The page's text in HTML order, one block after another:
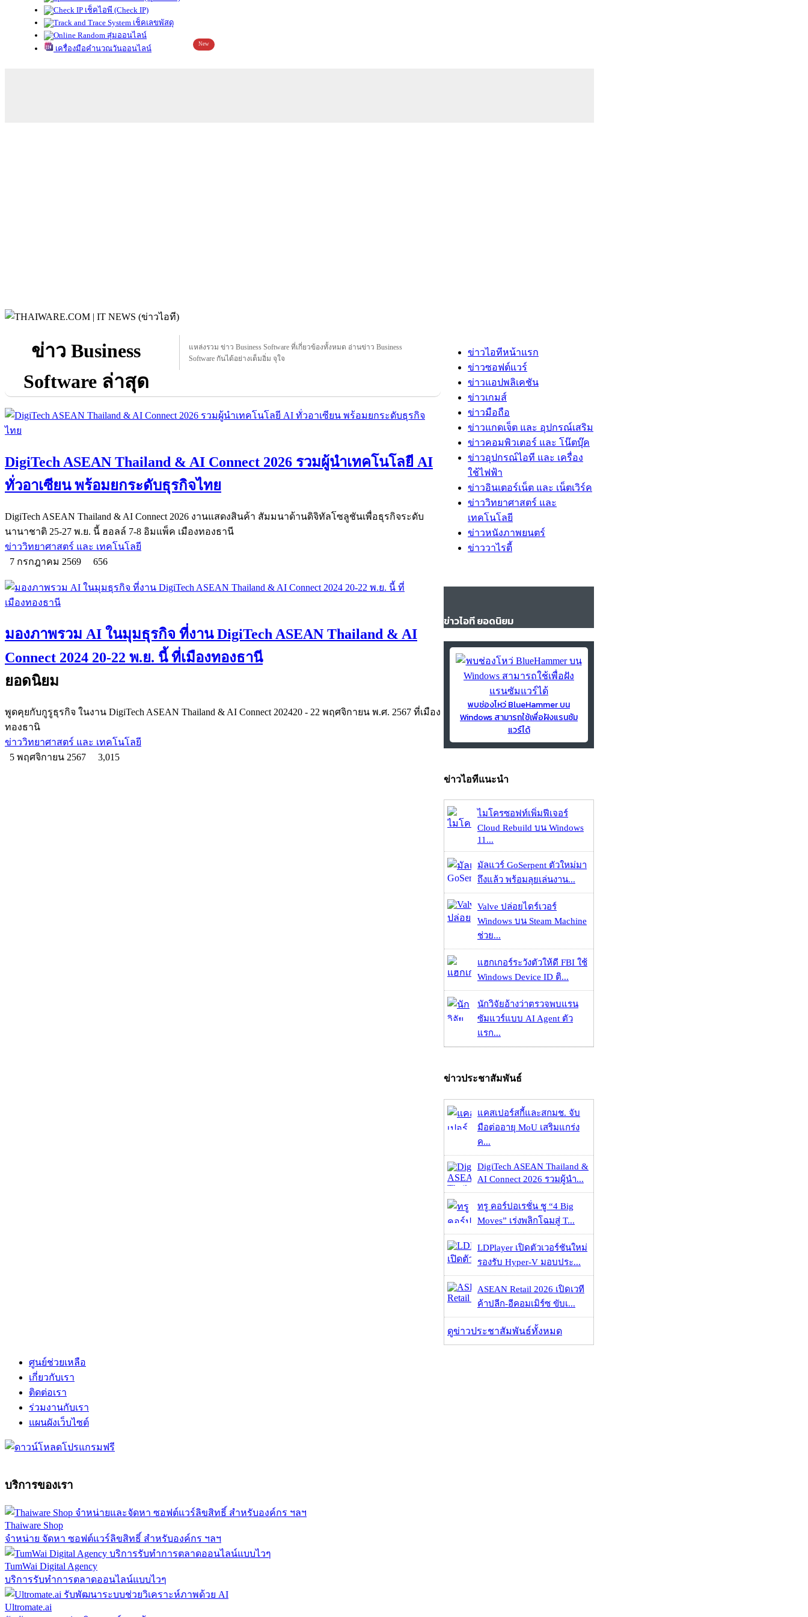
เช็คไอพี (Check IP)
เช็คเลขพัสดุ
สุ่มออนไลน์
เครื่องมือคำนวณวันออนไลน์
New
ข่าว Business
Software ล่าสุด
แหล่งรวม ข่าว Business Software ที่เกี่ยวข้องทั้งหมด อ่านข่าว Business
Software กันได้อย่างเต็มอิ่ม จุใจ
DigiTech ASEAN Thailand & AI Connect 2026 รวมผู้นำเทคโนโลยี AI
ทั่วอาเซียน พร้อมยกระดับธุรกิจไทย
DigiTech ASEAN Thailand & AI Connect 2026 งานแสดงสินค้า สัมมนาด้านดิจิทัลโซลูชันเพื่อธุรกิจระดับ
นานาชาติ 25-27 พ.ย. นี้ ฮอลล์ 7-8 อิมแพ็ค เมืองทองธานี
ข่าววิทยาศาสตร์ และ เทคโนโลยี
7 กรกฎาคม 2569
656
มองภาพรวม AI ในมุมธุรกิจ ที่งาน DigiTech ASEAN Thailand & AI
Connect 2024 20-22 พ.ย. นี้ ที่เมืองทองธานี
ยอดนิยม
พูดคุยกับกูรูธุรกิจ ในงาน DigiTech ASEAN Thailand & AI Connect 202420 - 22 พฤศจิกายน พ.ศ. 2567 ที่เมือง
ทองธานิ
ข่าววิทยาศาสตร์ และ เทคโนโลยี
5 พฤศจิกายน 2567
3,015
ข่าวไอทีหน้าแรก
ข่าวซอฟต์แวร์
ข่าวแอปพลิเคชัน
ข่าวเกมส์
ข่าวมือถือ
ข่าวแกดเจ็ต และ อุปกรณ์เสริม
ข่าวคอมพิวเตอร์ และ โน๊ตบุ๊ค
ข่าวอุปกรณ์ไอที และ เครื่อง
ใช้ไฟฟ้า
ข่าวอินเตอร์เน็ต และ เน็ตเวิร์ค
ข่าววิทยาศาสตร์ และ
เทคโนโลยี
ข่าวหนังภาพยนตร์
ข่าววาไรตี้
ข่าวไอที ยอดนิยม
พบช่องโหว่ BlueHammer บน
Windows สามารถใช้เพื่อฝังแรนซัม
แวร์ได้
ข่าวไอทีแนะนำ
ไมโครซอฟท์เพิ่มฟีเจอร์
Cloud Rebuild บน Windows
11...
มัลแวร์ GoSerpent ตัวใหม่มา
ถึงแล้ว พร้อมลุยเล่นงาน...
Valve ปล่อยไดร์เวอร์
Windows บน Steam Machine
ช่วย...
แฮกเกอร์ระวังตัวให้ดี FBI ใช้
Windows Device ID ติ...
นักวิจัยอ้างว่าตรวจพบแรน
ซัมแวร์แบบ AI Agent ตัว
แรก...
ข่าวประชาสัมพันธ์
แคสเปอร์สกี้และสกมช. จับ
มือต่ออายุ MoU เสริมแกร่ง
ค...
DigiTech ASEAN Thailand &
AI Connect 2026 รวมผู้นำ...
ทรู คอร์ปอเรชั่น ชู “4 Big
Moves” เร่งพลิกโฉมสู่ T...
LDPlayer เปิดตัวเวอร์ชันใหม่
รองรับ Hyper-V มอบประ...
ASEAN Retail 2026 เปิดเวที
ค้าปลีก-อีคอมเมิร์ซ ขับเ...
ดูข่าวประชาสัมพันธ์ทั้งหมด
ศูนย์ช่วยเหลือ
เกี่ยวกับเรา
ติดต่อเรา
ร่วมงานกับเรา
แผนผังเว็บไซต์
บริการของเรา
Thaiware Shop
จำหน่าย จัดหา ซอฟต์แวร์ลิขสิทธิ์ สำหรับองค์กร ฯลฯ
TumWai Digital Agency
บริการรับทำการตลาดออนไลน์แบบไวๆ
Ultromate.ai